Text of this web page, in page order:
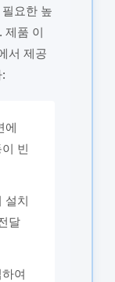
요한 높
제품 이
서 제공
에
빈
설치
달
여